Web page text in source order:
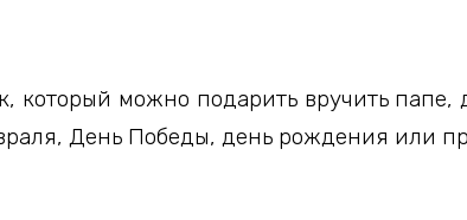
который можно подарить вручить
День Победы, день рождения или